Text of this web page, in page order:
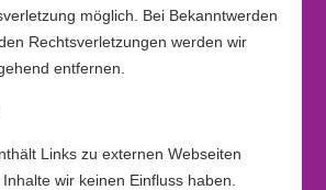
möglich. Bei Bekanntwerden
Rechtsverletzungen werden wir
entfernen.
Links zu externen Webseiten
wir keinen Einfluss haben.